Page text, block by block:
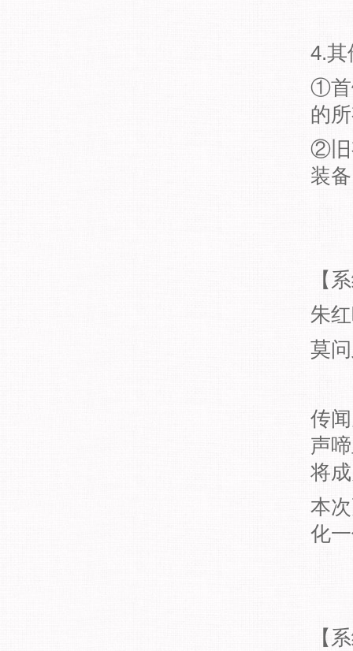
4.其
①首
的
②旧
装
【
朱
莫
传
声
将
本
化
【